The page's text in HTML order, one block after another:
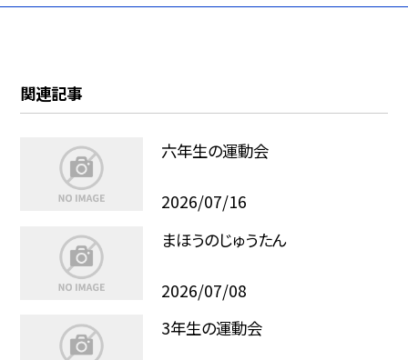
関連記事
六年生の運動会
2026/07/16
まほうのじゅうたん
2026/07/08
3年生の運動会